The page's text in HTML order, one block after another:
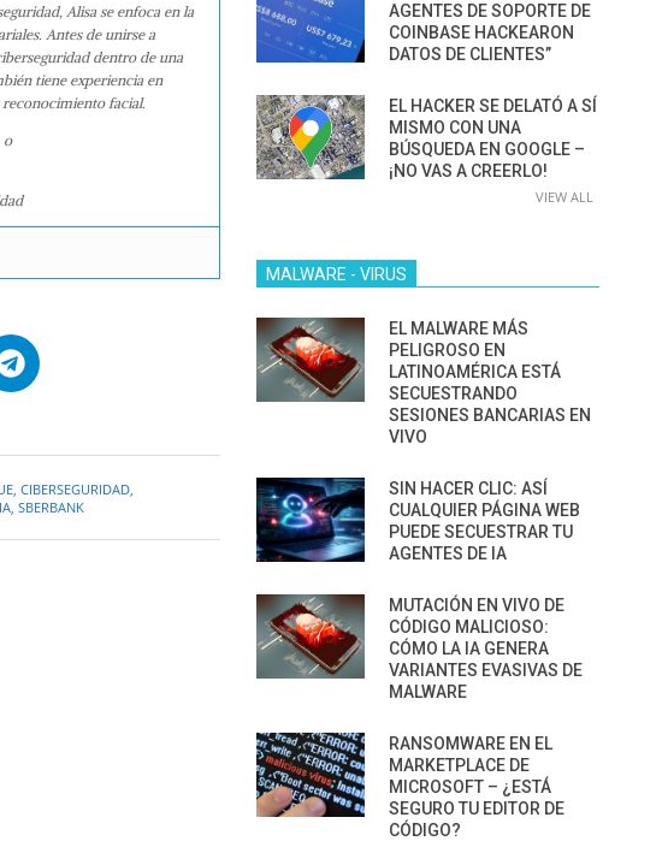
Alisa se enfoca en la
Antes de unirse a
dentro de una
tiene experiencia en
facial.
o
CIBERSEGURIDAD
SBERBANK
AGENTES DE SOPORTE DE
COINBASE HACKEARON
DATOS DE CLIENTES”
EL HACKER SE DELATÓ A SÍ
MISMO CON UNA
BÚSQUEDA EN GOOGLE –
¡NO VAS A CREERLO!
VIEW ALL
MALWARE - VIRUS
EL MALWARE MÁS
PELIGROSO EN
LATINOAMÉRICA ESTÁ
SECUESTRANDO
SESIONES BANCARIAS EN
VIVO
SIN HACER CLIC: ASÍ
CUALQUIER PÁGINA WEB
PUEDE SECUESTRAR TU
AGENTES DE IA
MUTACIÓN EN VIVO DE
CÓDIGO MALICIOSO:
CÓMO LA IA GENERA
VARIANTES EVASIVAS DE
MALWARE
RANSOMWARE EN EL
MARKETPLACE DE
MICROSOFT – ¿ESTÁ
SEGURO TU EDITOR DE
CÓDIGO?